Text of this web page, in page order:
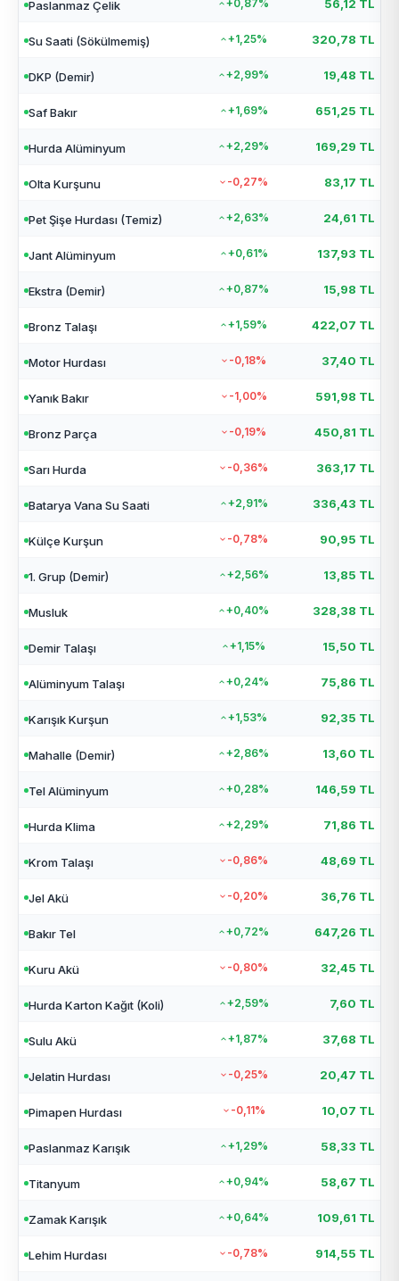
Paslanmaz Çelik +0,87% 56,12 TL
Su Saati (Sökülmemiş) +1,25% 320,78 TL
DKP (Demir) +2,99% 19,48 TL
Saf Bakır +1,69% 651,25 TL
Hurda Alüminyum +2,29% 169,29 TL
Olta Kurşunu -0,27% 83,17 TL
Pet Şişe Hurdası (Temiz) +2,63% 24,61 TL
Jant Alüminyum +0,61% 137,93 TL
Ekstra (Demir) +0,87% 15,98 TL
Bronz Talaşı +1,59% 422,07 TL
Motor Hurdası -0,18% 37,40 TL
Yanık Bakır -1,00% 591,98 TL
Bronz Parça -0,19% 450,81 TL
Sarı Hurda -0,36% 363,17 TL
Batarya Vana Su Saati +2,91% 336,43 TL
Külçe Kurşun -0,78% 90,95 TL
1. Grup (Demir) +2,56% 13,85 TL
Musluk +0,40% 328,38 TL
Demir Talaşı +1,15% 15,50 TL
Alüminyum Talaşı +0,24% 75,86 TL
Karışık Kurşun +1,53% 92,35 TL
Mahalle (Demir) +2,86% 13,60 TL
Tel Alüminyum +0,28% 146,59 TL
Hurda Klima +2,29% 71,86 TL
Krom Talaşı -0,86% 48,69 TL
Jel Akü -0,20% 36,76 TL
Bakır Tel +0,72% 647,26 TL
Kuru Akü -0,80% 32,45 TL
Hurda Karton Kağıt (Koli) +2,59% 7,60 TL
Sulu Akü +1,87% 37,68 TL
Jelatin Hurdası -0,25% 20,47 TL
Pimapen Hurdası -0,11% 10,07 TL
Paslanmaz Karışık +1,29% 58,33 TL
Titanyum +0,94% 58,67 TL
Zamak Karışık +0,64% 109,61 TL
Lehim Hurdası -0,78% 914,55 TL